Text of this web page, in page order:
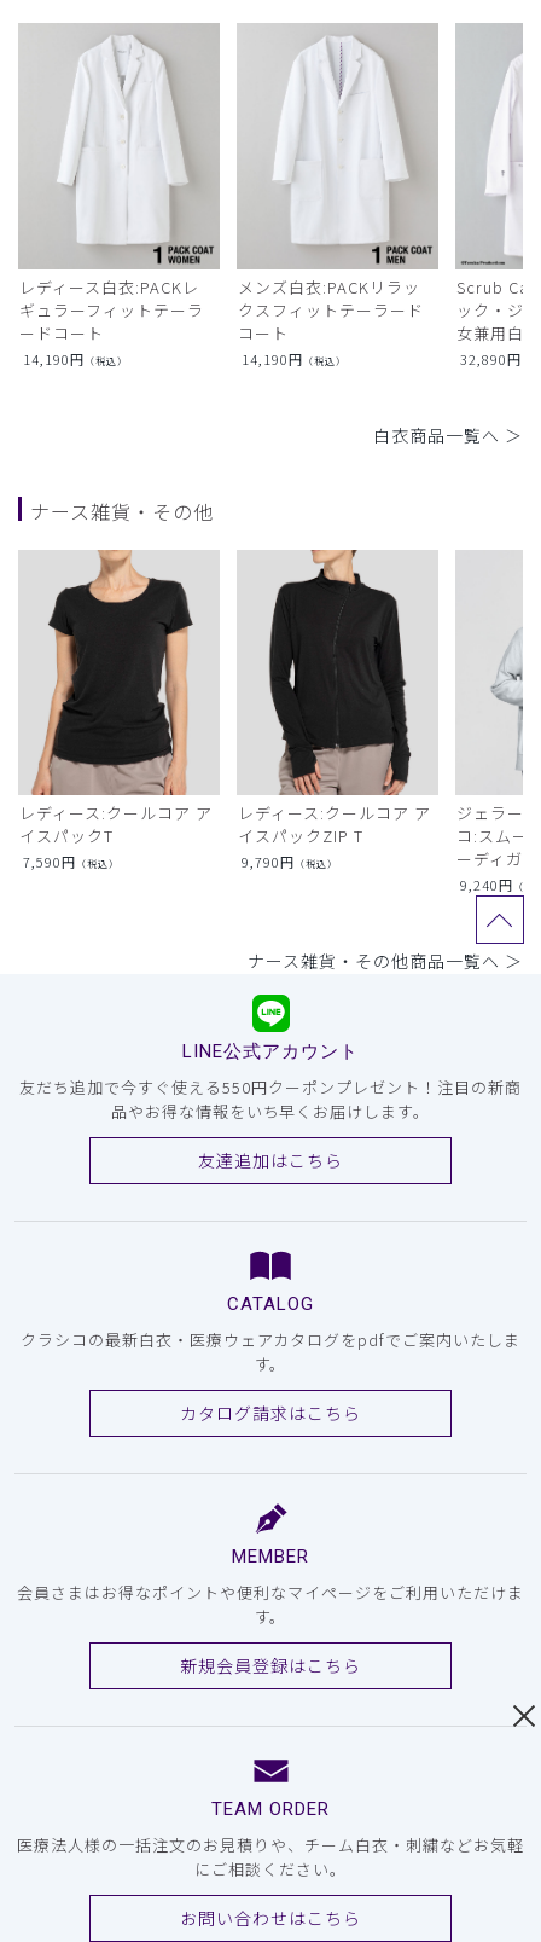
レディース白衣:PACKレ
ギュラーフィットテーラ
ードコート
14,190円 （税込）
メンズ白衣:PACKリラッ
クスフィットテーラード
コート
14,190円 （税込）
Scrub
ック・ジ
女兼用白
32,890円
白衣商品一覧へ ＞
ナース雑貨・その他
レディース:クールコア ア
イスパックT
7,590円 （税込）
レディース:クールコア ア
イスパックZIP T
9,790円 （税込）
ジェラー
コ:スムー
ーディガン
9,240円 （税
ナース雑貨・その他商品一覧へ ＞
LINE公式アカウント
友だち追加で今すぐ使える550円クーポンプレゼント！注目の新商
品やお得な情報をいち早くお届けします。
友達追加はこちら
CATALOG
クラシコの最新白衣・医療ウェアカタログをpdfでご案内いたしま
す。
カタログ請求はこちら
MEMBER
会員さまはお得なポイントや便利なマイページをご利用いただけま
す。
新規会員登録はこちら
TEAM ORDER
医療法人様の一括注文のお見積りや、チーム白衣・刺繍などお気軽
にご相談ください。
お問い合わせはこちら